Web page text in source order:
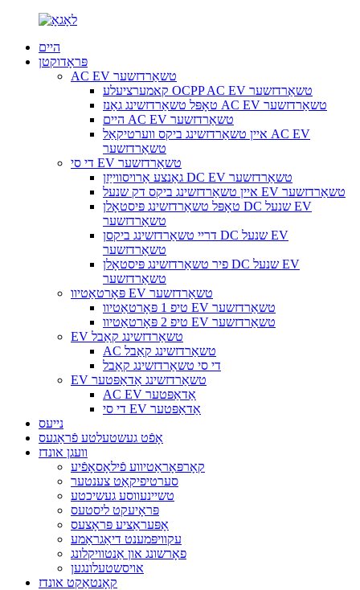
היים
פּראָדוקטן
AC EV טשאַרדזשער
קאמערציעלע OCPP AC EV טשאַרדזשער
טאָפּל טשאַרדזשינג גאַנז AC EV טשאַרדזשער
היים AC EV טשאַרדזשער
איין טשאַרדזשינג ביקס ווערטיקאַל AC EV
טשאַרדזשער
די סי EV טשאַרדזשער
גאַנצע אַרויסווייַזן DC EV טשאַרדזשער
איין טשאַרדזשינג ביקס דק שנעל EV טשאַרדזשער
טאָפּל טשאַרדזשינג פּיסטאָלן DC שנעל EV
טשאַרדזשער
דריי טשאַרדזשינג ביקסן DC שנעל EV
טשאַרדזשער
פיר טשאַרדזשינג פּיסטאָלן DC שנעל EV
טשאַרדזשער
פּאָרטאַטיוו EV טשאַרדזשער
טיפ 1 פּאָרטאַטיוו EV טשאַרדזשער
טיפ 2 פּאָרטאַטיוו EV טשאַרדזשער
EV טשאַרדזשינג קאַבל
AC טשאַרדזשינג קאַבל
די סי טשאַרדזשינג קאַבל
EV טשאַרדזשינג אַדאַפּטער
AC EV אַדאַפּטער
די סי EV אַדאַפּטער
נייעס
אָפֿט געשטעלטע פֿראַגעס
וועגן אונדז
קאָרפּאָראַטיווע פֿילאָסאָפֿיע
סערטיפיקאַט צענטער
טשיינעווסע געשיכטע
פּראָיעקט ליסטעס
אָפּעראַציע פּראָצעס
עקוויפּמענט דיאַגראַמע
פאָרשונג און אַנטוויקלונג
אויסשטעלונגען
קאָנטאַקט אונדז